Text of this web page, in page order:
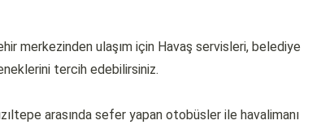
merkezinden ulaşım için Havaş servisleri, belediye
tercih edebilirsiniz.
arasında sefer yapan otobüsler ile havalimanı